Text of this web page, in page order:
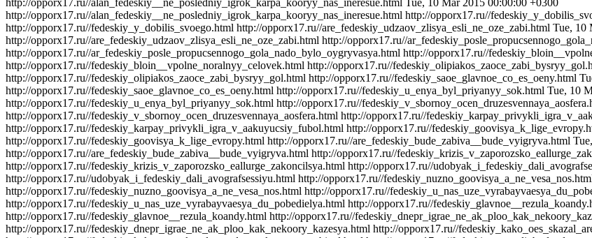
http://opporx17.ru//alan_fedeskiy__ne_posledniy_igrok_karpa_kooryy_nas_ineresue.html Tue, 10 Mar 2015 00:00:00 +0300
http://opporx17.ru//alan_fedeskiy__ne_posledniy_igrok_karpa_kooryy_nas_ineresue.html http://opporx17.ru//
http://opporx17.ru//fedeskiy_y_dobilis_svoego.html http://opporx17.ru//are_fedeskiy_udzaov_zlisya_esli_ne_oze_zabi.html Tue, 10
http://opporx17.ru//are_fedeskiy_udzaov_zlisya_esli_ne_oze_zabi.html http://opporx17.ru//
http://opporx17.ru//ar_fedeskiy_posle_propucsennogo_gola_nado_bylo_oygryvasya.html http://opporx17.ru//
http://opporx17.ru//fedeskiy_bloin__vpolne_noralnyy_celovek.html http://opporx17.ru//
http://opporx17.ru//fedeskiy_olipiakos_zaoce_zabi_bysryy_gol.html http://opporx17.ru//fedeskiy_saoe_glavnoe_co_es_oeny.html
http://opporx17.ru//fedeskiy_saoe_glavnoe_co_es_oeny.html http://opporx17.ru//fedeskiy_u_enya_byl_priyanyy_sok.html Tue, 10
http://opporx17.ru//fedeskiy_u_enya_byl_priyanyy_sok.html http://opporx17.ru//
http://opporx17.ru//fedeskiy_v_sbornoy_ocen_druzesvennaya_aosfera.html http://opporx17.ru//
http://opporx17.ru//fedeskiy_karpay_privykli_igra_v_aakuyucsiy_fubol.html http://opporx17.ru//
http://opporx17.ru//fedeskiy_goovisya_k_lige_evropy.html http://opporx17.ru//are_fedeskiy_bude_zabiva__bude_vyigryva.html
http://opporx17.ru//are_fedeskiy_bude_zabiva__bude_vyigryva.html http://opporx17.ru//
http://opporx17.ru//fedeskiy_krizis_v_zaporozsko_eallurge_zakoncilsya.html http://opporx17.ru//
http://opporx17.ru//udobyak_i_fedeskiy_dali_avografsessiyu.html http://opporx17.ru//
http://opporx17.ru//fedeskiy_nuzno_goovisya_a_ne_vesa_nos.html http://opporx17.ru//
http://opporx17.ru//fedeskiy_u_nas_uze_vyrabayvaesya_du_pobedielya.html http://opporx17.ru//
http://opporx17.ru//fedeskiy_glavnoe__rezula_koandy.html http://opporx17.ru//
http://opporx17.ru//fedeskiy_dnepr_igrae_ne_ak_ploo_kak_nekoory_kazesya.html http://opporx17.ru//